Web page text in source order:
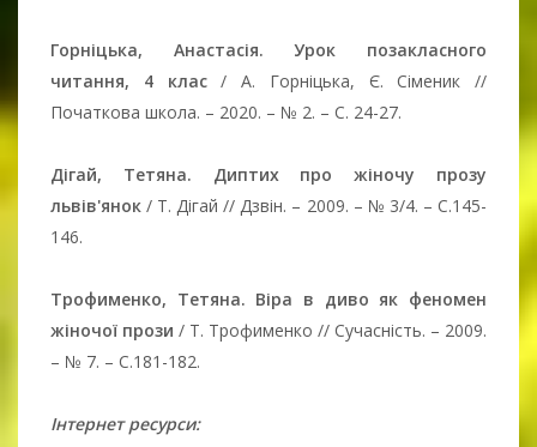
Горніцька, Анастасія. Урок позакласного
читання, 4 клас/ А. Горніцька, Є. Сіменик //
Початкова школа. – 2020. – № 2. – C. 24-27.
Дігай, Тетяна. Диптих про жіночу прозу
львів'янок / Т. Дігай // Дзвін. – 2009. – № 3/4. – С.145-
146.
Трофименко, Тетяна. Віра в диво як феномен
жіночої прози / Т. Трофименко // Сучасність. – 2009.
– № 7. – С.181-182.
Інтернет ресурси: